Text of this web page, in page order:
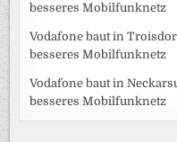
besseres Mobilfunknetz
Vodafone baut in
besseres Mobilfunknetz
Vodafone baut in
besseres Mobilfunknetz